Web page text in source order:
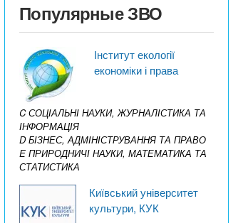
Популярные ЗВО
Інститут екології
економіки і права
C СОЦІАЛЬНІ НАУКИ, ЖУРНАЛІСТИКА ТА
ІНФОРМАЦІЯ
D БІЗНЕС, АДМІНІСТРУВАННЯ ТА ПРАВО
E ПРИРОДНИЧІ НАУКИ, МАТЕМАТИКА ТА
СТАТИСТИКА
Київський університет
культури, КУК